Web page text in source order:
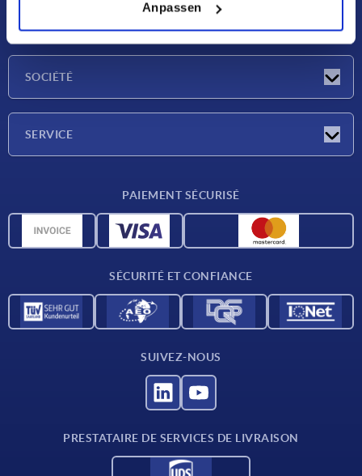
Anpassen
SOCIÉTÉ
SERVICE
Données CAO
PAIEMENT SÉCURISÉ
SÉCURITÉ ET CONFIANCE
SUIVEZ-NOUS
PRESTATAIRE DE SERVICES DE LIVRAISON